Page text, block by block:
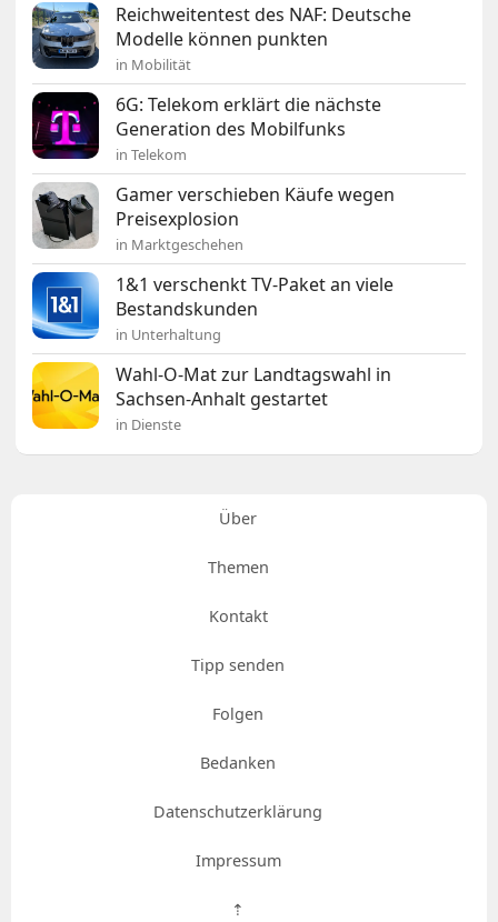
Reichweitentest des NAF: Deutsche
Modelle können punkten
in Mobilität
6G: Telekom erklärt die nächste
Generation des Mobilfunks
in Telekom
Gamer verschieben Käufe wegen
Preisexplosion
in Marktgeschehen
1&1 verschenkt TV-Paket an viele
Bestandskunden
in Unterhaltung
Wahl-O-Mat zur Landtagswahl in
Sachsen-Anhalt gestartet
in Dienste
Über
Themen
Kontakt
Tipp senden
Folgen
Bedanken
Datenschutzerklärung
Impressum
⇡